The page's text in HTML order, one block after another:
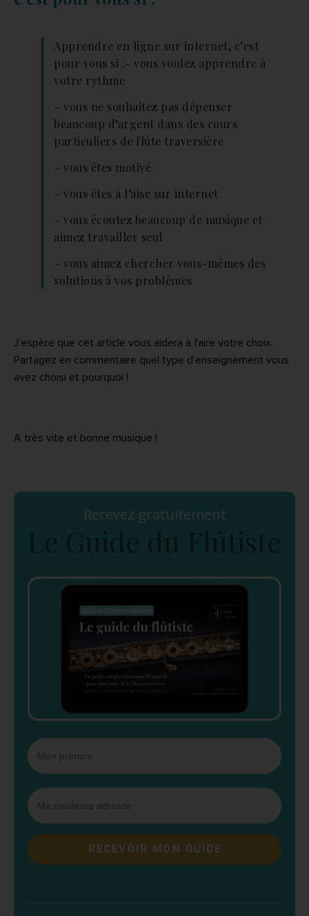
Apprendre en ligne sur internet, c’est
pour vous si :- vous voulez apprendre à
votre rythme
– vous ne souhaitez pas dépenser
beaucoup d’argent dans des cours
particuliers de flûte traversière
– vous êtes motivé
– vous êtes à l’aise sur internet
– vous écoutez beaucoup de musique et
aimez travailler seul
– vous aimez chercher vous-mêmes des
solutions à vos problèmes
J’espère que cet article vous aidera à faire votre choix.
Partagez en commentaire quel type d’enseignement vous
avez choisi et pourquoi !
A très vite et bonne musique !
Recevez gratuitement
RECEVOIR MON GUIDE